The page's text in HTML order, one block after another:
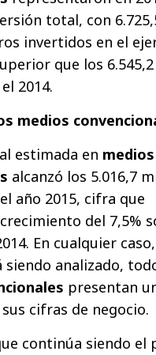
total, con
invertidos en el
que los
2014.
medios
estimada en medios
alcanzó los 5.016,7
año 2015, cifra que
del 7,5%
En cualquier
siendo analizado,
presentan
cifras de negocio.
continúa siendo el